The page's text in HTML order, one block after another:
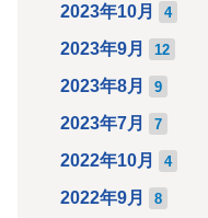
2023年10月 4
2023年9月 12
2023年8月 9
2023年7月 7
2022年10月 4
2022年9月 8